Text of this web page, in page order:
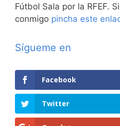
Fútbol Sala por la RFEF.
conmigo pincha este
Sígueme en
Facebook
Twitter